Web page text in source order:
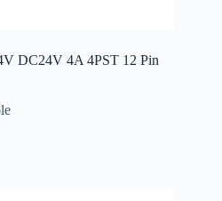
DC24V 4A 4PST 12 Pin